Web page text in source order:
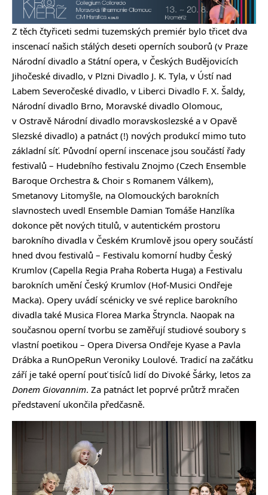
Z těch čtyřiceti sedmi tuzemských premiér bylo třicet dva
inscenací našich stálých deseti operních souborů (v Praze
Národní divadlo a Státní opera, v Českých Budějovicích
Jihočeské divadlo, v Plzni Divadlo J. K. Tyla, v Ústí nad
Labem Severočeské divadlo, v Liberci Divadlo F. X. Šaldy,
Národní divadlo Brno, Moravské divadlo Olomouc,
v Ostravě Národní divadlo moravskoslezské a v Opavě
Slezské divadlo) a patnáct (!) nových produkcí mimo tuto
základní síť. Původní operní inscenace jsou součástí řady
festivalů – Hudebního festivalu Znojmo (Czech Ensemble
Baroque Orchestra & Choir s Romanem Válkem),
Smetanovy Litomyšle, na Olomouckých barokních
slavnostech uvedl Ensemble Damian Tomáše Hanzlíka
dokonce pět nových titulů, v autentickém prostoru
barokního divadla v Českém Krumlově jsou opery součástí
hned dvou festivalů – Festivalu komorní hudby Český
Krumlov (Capella Regia Praha Roberta Huga) a Festivalu
barokních umění Český Krumlov (Hof-Musici Ondřeje
Macka). Opery uvádí scénicky ve své replice barokního
divadla také Musica Florea Marka Štryncla. Naopak na
současnou operní tvorbu se zaměřují studiové soubory s
vlastní poetikou – Opera Diversa Ondřeje Kyase a Pavla
Drábka a RunOpeRun Veroniky Loulové. Tradicí na začátku
září je také operní pouť tisíců lidí do Divoké Šárky, letos za
Donem Giovannim. Za patnáct let poprvé průtrž mračen
představení ukončila předčasně.